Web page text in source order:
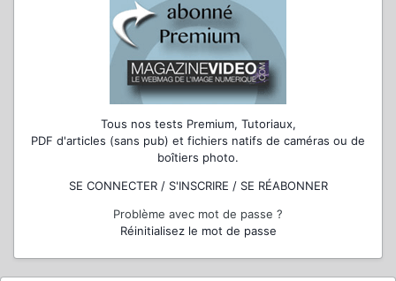
Tous nos tests Premium, Tutoriaux,
PDF d'articles (sans pub) et fichiers natifs de caméras ou de
boîtiers photo.
SE CONNECTER / S'INSCRIRE / SE RÉABONNER
Problème avec mot de passe ?
Réinitialisez le mot de passe